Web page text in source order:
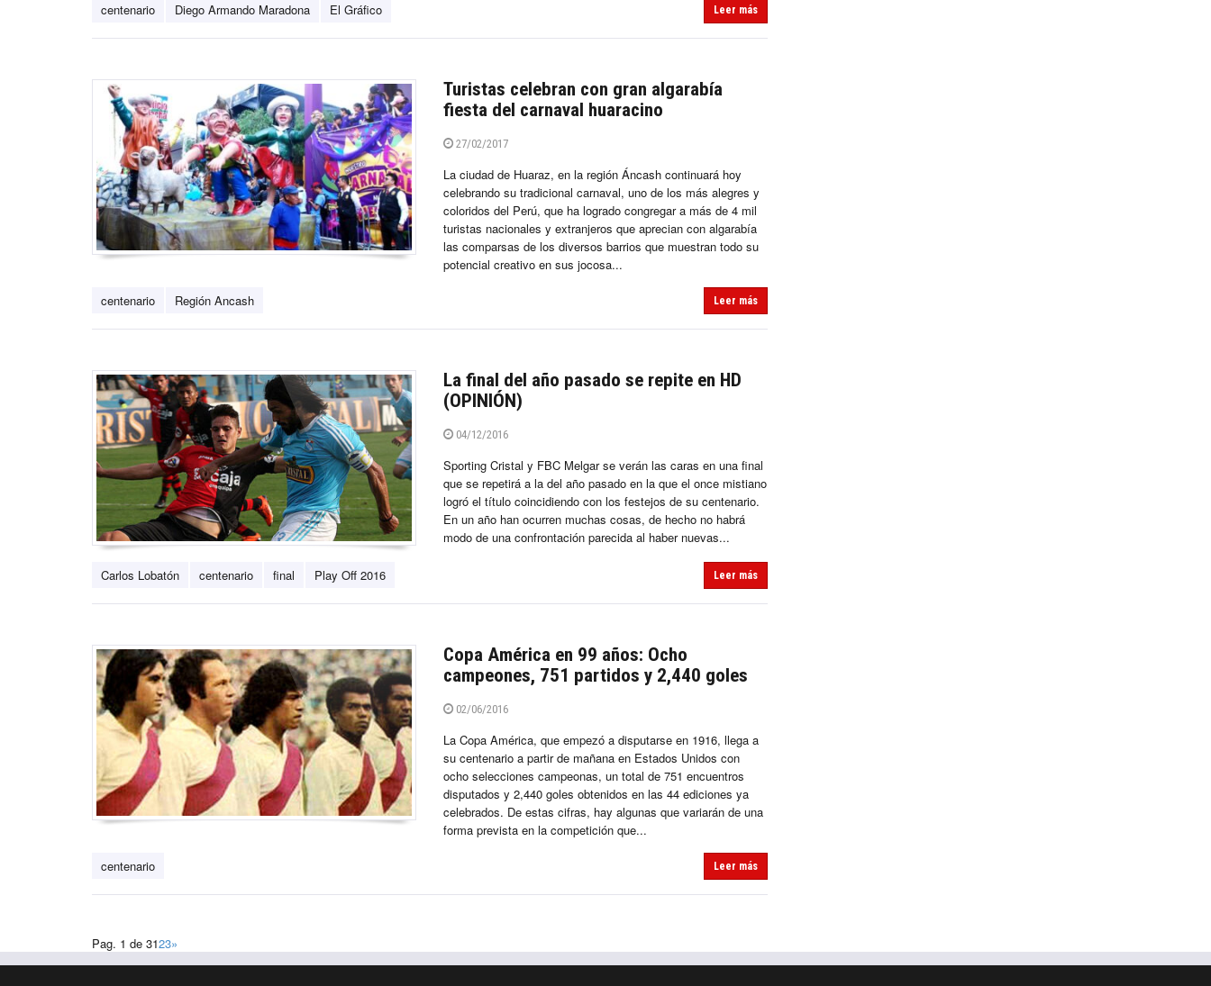
centenario Diego Armando Maradona El Gráfico Leer más
Turistas celebran con gran algarabía
fiesta del carnaval huaracino
27/02/2017
La ciudad de Huaraz, en la región Áncash continuará hoy
celebrando su tradicional carnaval, uno de los más alegres y
coloridos del Perú, que ha logrado congregar a más de 4 mil
turistas nacionales y extranjeros que aprecian con algarabía
las comparsas de los diversos barrios que muestran todo su
potencial creativo en sus jocosa...
centenario Región Ancash Leer más
La final del año pasado se repite en HD
(OPINIÓN)
04/12/2016
Sporting Cristal y FBC Melgar se verán las caras en una final
que se repetirá a la del año pasado en la que el once mistiano
logró el título coincidiendo con los festejos de su centenario.
En un año han ocurren muchas cosas, de hecho no habrá
modo de una confrontación parecida al haber nuevas...
Carlos Lobatón centenario final Play Off 2016 Leer más
Copa América en 99 años: Ocho
campeones, 751 partidos y 2,440 goles
02/06/2016
La Copa América, que empezó a disputarse en 1916, llega a
su centenario a partir de mañana en Estados Unidos con
ocho selecciones campeonas, un total de 751 encuentros
disputados y 2,440 goles obtenidos en las 44 ediciones ya
celebrados. De estas cifras, hay algunas que variarán de una
forma prevista en la competición que...
centenario Leer más
Pag. 1 de 3123»